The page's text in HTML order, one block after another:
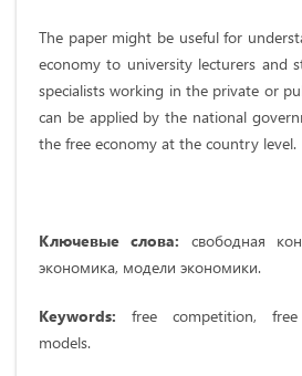
The paper might be useful for
economy to university lecturers and
specialists working in the private or
can be applied by the national
the free economy at the country level.
Ключевые слова: свободная
экономика, модели экономики.
Keywords: free competition,
models.